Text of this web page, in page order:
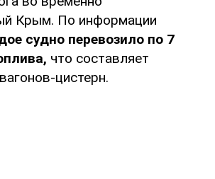
Крым. По информации
судно перевозило по 7
что составляет
цистерн.